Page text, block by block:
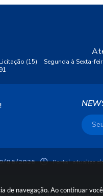
de navegação. Ao continuar
(15)
Segunda à Sexta-
06/2026 Portal